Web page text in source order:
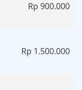
Rp 900.000
Rp 1.500.000